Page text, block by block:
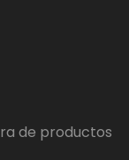
de productos